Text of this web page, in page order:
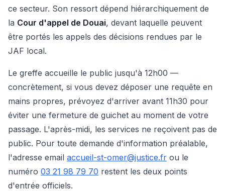
ce secteur. Son ressort dépend hiérarchiquement de
la Cour d'appel de Douai, devant laquelle peuvent
être portés les appels des décisions rendues par le
JAF local.
Le greffe accueille le public jusqu'à 12h00 —
concrètement, si vous devez déposer une requête en
mains propres, prévoyez d'arriver avant 11h30 pour
éviter une fermeture de guichet au moment de votre
passage. L'après-midi, les services ne reçoivent pas de
public. Pour toute demande d'information préalable,
l'adresse email accueil-st-omer@justice.fr ou le
numéro 03 21 98 79 70 restent les deux points
d'entrée officiels.